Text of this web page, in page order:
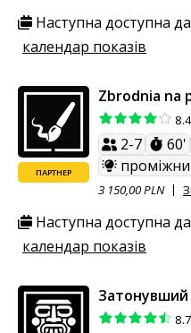
Наступна доступна
календар показів
ПАРТНЕР
Zbrodnia na
2-7 60'
З 150,00 PLN
Наступна доступна
календар показів